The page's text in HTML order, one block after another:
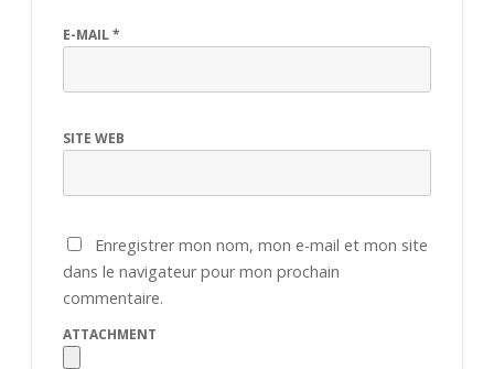
E-MAIL*
SITE WEB
Enregistrer mon nom, mon e-mail et mon site
dans le navigateur pour mon prochain
commentaire.
ATTACHMENT